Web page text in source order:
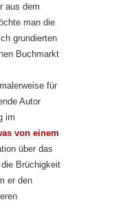
aus dem
man die
grundierten
Buchmarkt
für
Autor
im
von einem
über das
Brüchigkeit
er den